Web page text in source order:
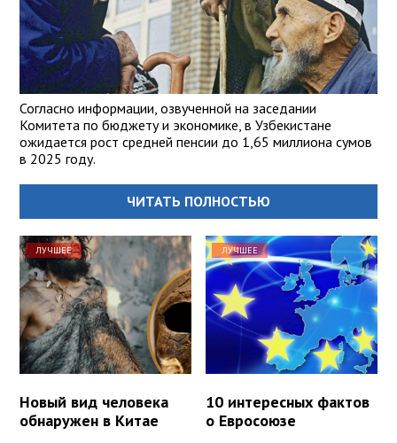
Согласно информации, озвученной на заседании
Комитета по бюджету и экономике, в Узбекистане
ожидается рост средней пенсии до 1,65 миллиона сумов
в 2025 году.
ЧИТАТЬ ПОЛНОСТЬЮ
ЛУЧШЕЕ
Новый вид человека
обнаружен в Китае
ЛУЧШЕЕ
10 интересных фактов
о Евросоюзе